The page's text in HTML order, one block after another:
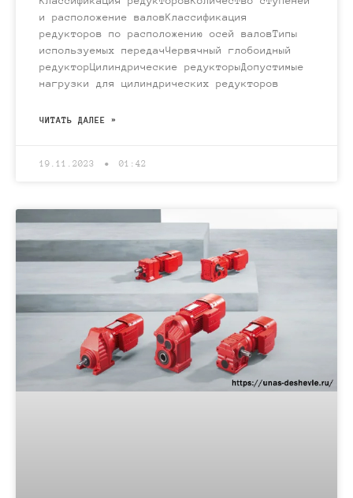
и расположение валовКлассификация
редукторов по расположению осей валовТипы
используемых передачЧервячный глобоидный
редукторЦилиндрические редукторыДопустимые
нагрузки для цилиндрических редукторов
ЧИТАТЬ ДАЛЕЕ »
19.11.2023 01:42